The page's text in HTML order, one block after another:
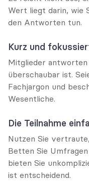
Wert liegt darin, wie
den Antworten tun.
Kurz und
Mitglieder
überschaubar ist.
Fachjargon und
Wesentliche.
Die Teilnahme
Nutzen Sie
Betten Sie
bieten Sie
ist entscheidend.